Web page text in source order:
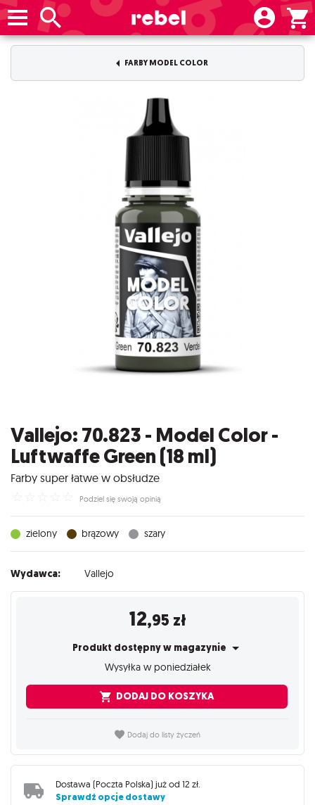
FARBY MODEL COLOR
Vallejo: 70.823 - Model Color -
Luftwaffe Green (18 ml)
Farby super łatwe w obsłudze
Podziel się swoją opinią
zielony brązowy szary
Wydawca: Vallejo
12,95 zł
Produkt dostępny w magazynie
Wysyłka w poniedziałek
DODAJ DO KOSZYKA
Dodaj do listy życzeń
Dostawa (Poczta Polska) już od 12 zł.
Sprawdź opcje dostawy